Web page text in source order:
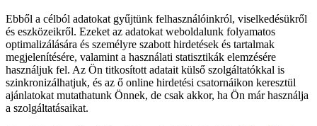
Ebből a célból adatokat gyűjtünk felhasználóinkról, viselkedésükről
és eszközeikről. Ezeket az adatokat weboldalunk folyamatos
optimalizálására és személyre szabott hirdetések és tartalmak
megjelenítésére, valamint a használati statisztikák elemzésére
használjuk fel. Az Ön titkosított adatait külső szolgáltatókkal is
szinkronizálhatjuk, és az ő online hirdetési csatornáikon keresztül
ajánlatokat mutathatunk Önnek, de csak akkor, ha Ön már használja
a szolgáltatásaikat.